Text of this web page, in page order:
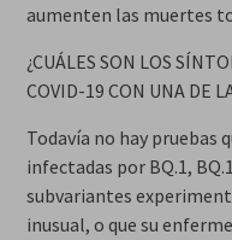
aumenten las muertes
¿CUÁLES SON LOS
COVID-19 CON UNA DE
Todavía no hay pruebas
infectadas por BQ.1,
subvariantes
inusual, o que su